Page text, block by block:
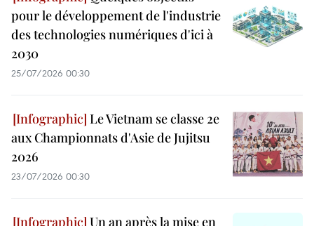
pour le développement de l'industrie
des technologies numériques d'ici à
2030
25/07/2026 00:30
Le Vietnam se classe 2e
aux Championnats d'Asie de Jujitsu
2026
23/07/2026 00:30
Un an après la mise en